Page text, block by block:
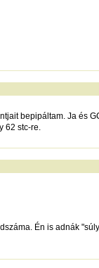
bepipáltam. Ja és
62 stc-re.
Én is adnák